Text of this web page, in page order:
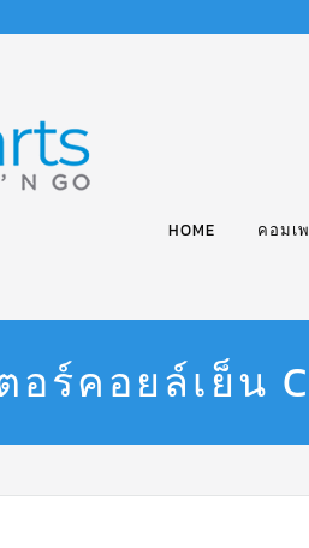
HOME คอมเ
อร์คอยล์เย็น